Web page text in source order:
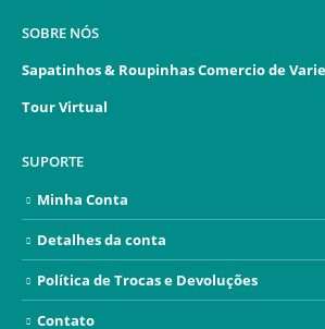
SOBRE NÓS
Sapatinhos & Roupinhas Comercio de
Tour Virtual
SUPORTE
Minha Conta
Detalhes da conta
Política de Trocas e Devoluções
Contato